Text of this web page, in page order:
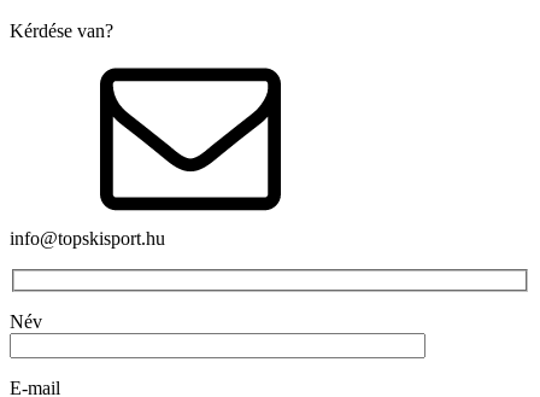
Kérdése van?
info@topskisport.hu
Név
E-mail